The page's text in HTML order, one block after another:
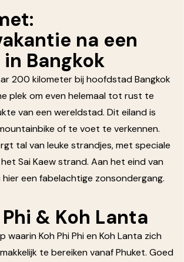
na een
Bangkok
200 kilometer bij hoofdstad Bangkok
plek om even helemaal tot rust te
van een wereldstad. Dit eiland is
of te voet te verkennen.
tal van leuke strandjes, met speciale
Sai Kaew strand. Aan het eind van
een fabelachtige zonsondergang.
& Koh Lanta
waarin Koh Phi Phi en Koh Lanta zich
te bereiken vanaf Phuket. Goed